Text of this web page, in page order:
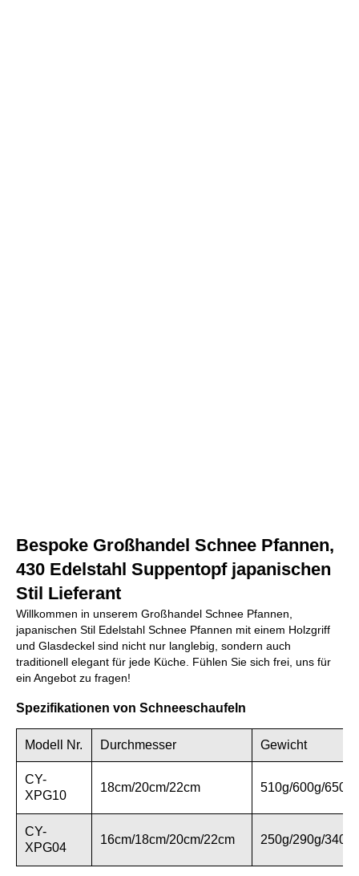
Bespoke Großhandel Schnee Pfannen,
430 Edelstahl Suppentopf japanischen
Stil Lieferant
Willkommen in unserem Großhandel Schnee Pfannen,
japanischen Stil Edelstahl Schnee Pfannen mit einem Holzgriff
und Glasdeckel sind nicht nur langlebig, sondern auch
traditionell elegant für jede Küche. Fühlen Sie sich frei, uns für
ein Angebot zu fragen!
Spezifikationen von Schneeschaufeln
Modell Nr. Durchmesser Gewicht
CY-
XPG10
18cm/20cm/22cm 510g/600g/650g
CY-
XPG04
16cm/18cm/20cm/22cm 250g/290g/